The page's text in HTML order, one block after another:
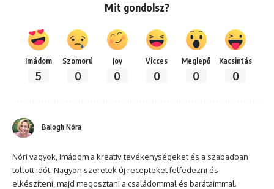
Mit gondolsz?
Imádom
5
Szomorú
0
Joy
0
Vicces
0
Meglepő
0
Kacsintás
0
Balogh Nóra
Nóri vagyok, imádom a kreatív tevékenységeket és a szabadban
töltött időt. Nagyon szeretek új recepteket felfedezni és
elkészíteni, majd megosztani a családommal és barátaimmal.